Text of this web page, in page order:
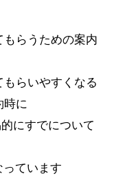
もらうための案内
もらいやすくなる
時に
にすでについて
っています